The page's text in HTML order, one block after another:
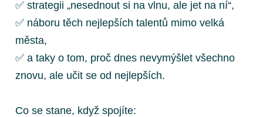
✅ strategii „nesednout si na vlnu, ale jet na ní“,
✅ náboru těch nejlepších talentů mimo velká
města,
✅ a taky o tom, proč dnes nevymýšlet všechno
znovu, ale učit se od nejlepších.
Co se stane, když spojíte: